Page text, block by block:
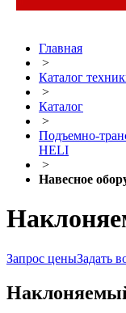
Главная
>
Каталог
>
Каталог
>
Подъемно-
HELI
>
Навесное
Запрос ценыЗадать